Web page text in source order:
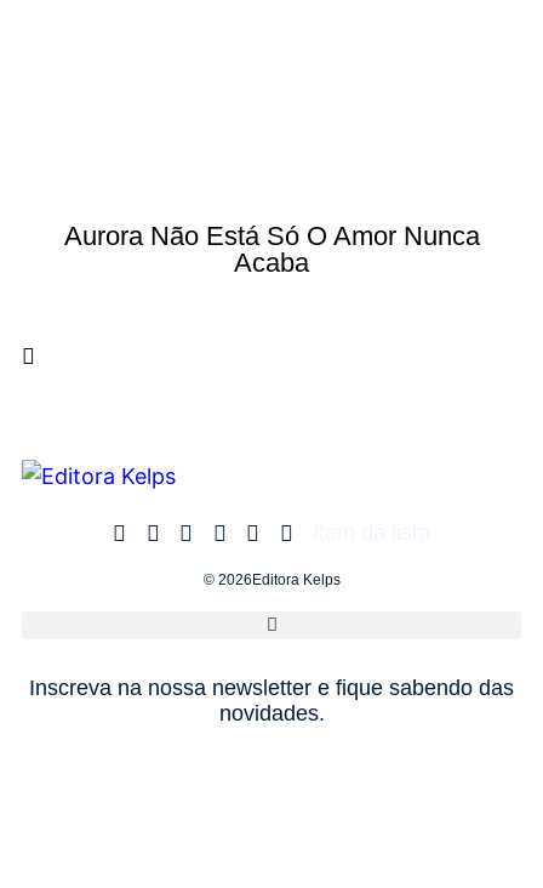
Aurora Não Está Só O Amor Nunca
Acaba
© 2026Editora Kelps
Inscreva na nossa newsletter e fique sabendo das
novidades.